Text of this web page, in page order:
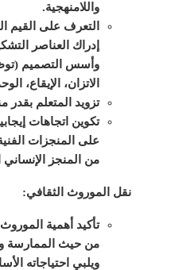
واللامنهجية.
التعرف على القيم
إدراك العناصر
وأسس التصميم
الاتزان، الإيقاع،
تزويد المتعلم بقدر
تكوين اتجاهات
على المنجزات
من المنجز الإنساني
نقل الموروث الثقافي:
تأكيد أهمية
من حيث الممارسة
ويلبي احتياجاته